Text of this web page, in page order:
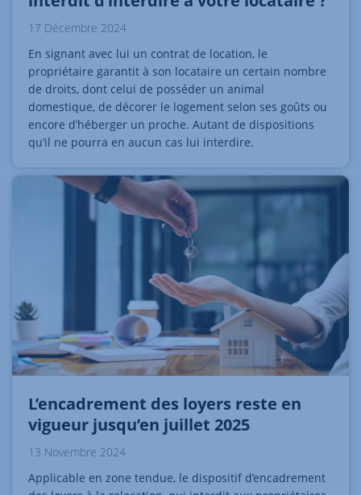
17 Décembre 2024
En signant avec lui un contrat de location, le
propriétaire garantit à son locataire un certain nombre
de droits, dont celui de posséder un animal
domestique, de décorer le logement selon ses goûts ou
encore d’héberger un proche. Autant de dispositions
qu’il ne pourra en aucun cas lui interdire.
L’encadrement des loyers reste en
vigueur jusqu’en juillet 2025
13 Novembre 2024
Applicable en zone tendue, le dispositif d’encadrement